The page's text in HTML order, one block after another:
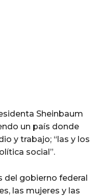
Sheinbaum
un país donde
y trabajo; “las y los
social”.
del gobierno federal
las mujeres y las